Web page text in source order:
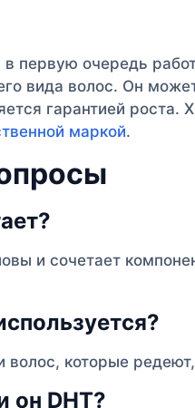
первую очередь
вида волос. Он
гарантией роста.
маркой.
и сочетает
волос, которые
он DHT?